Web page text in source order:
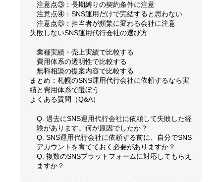
注意点③：長期縛りの契約条件に注意
注意点④：SNS運用だけで完結すると思わない
注意点⑤：担当者が頻繁に変わる会社に注意
失敗しないSNS運用代行会社の選び方
業種実績・売上実績で比較する
費用体系の透明性で比較する
無料相談の提案内容で比較する
まとめ：札幌のSNS運用代行会社に依頼するなら実
績と費用体系で選ぼう
よくある質問（Q&A）
Q. 過去にSNS運用代行会社に依頼して失敗した経
験があります。何が原因でしたか？
Q. SNS運用代行会社に依頼する前に、自分でSNS
アカウントを育てておく必要がありますか？
Q. 複数のSNSプラットフォームに対応してもらえ
ますか？